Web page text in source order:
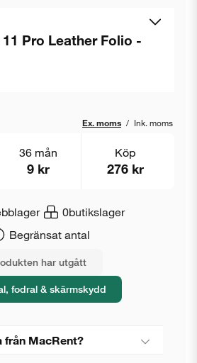
Pro Leather Folio -
Ex. moms / Ink. moms
0butikslager
Begränsat antal
36 mån
9 kr
Köp
276 kr
har utgått
fodral & skärmskydd
från MacRent?